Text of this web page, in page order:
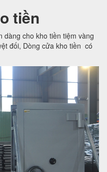
tiền
dàng cho kho tiền tiệm vàng
đối, Dòng cửa kho tiền có